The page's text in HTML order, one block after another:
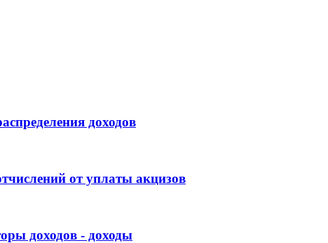
доходов
от уплаты акцизов
доходов - доходы